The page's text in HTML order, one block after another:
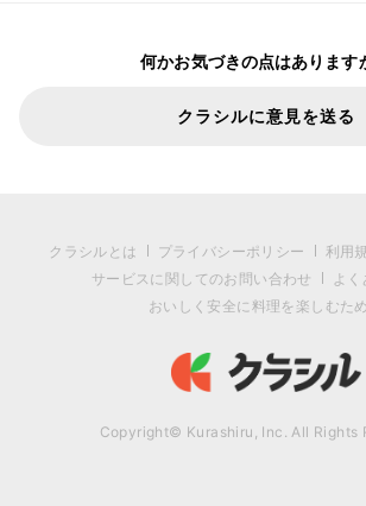
何かお気づきの点はあります
クラシルに意見を送る
クラシルとは プライバシーポリシー 利用
サービスに関してのお問い合わせ
よ
おいしく安全に料理を楽しむた
Copyright© Kurashiru, Inc. All Rights